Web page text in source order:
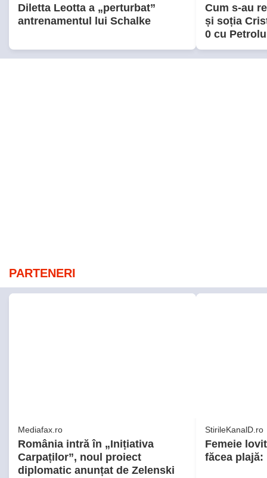
Diletta Leotta a „perturbat”
antrenamentul lui Schalke
Cum s-au
și soția
0 cu
PARTENERI
Mediafax.ro
România intră în „Inițiativa
Carpaților”, noul proiect
diplomatic anunțat de Zelenski
StirileKanalD.ro
Femeie
făcea plajă: